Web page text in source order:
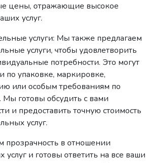
цены, отражающие высокое
услуг.
услуги: Мы также предлагаем
услуги, чтобы удовлетворить
потребности. Это могут
по упаковке, маркировке,
или особым требованиям по
готовы обсудить с вами
и предоставить точную стоимость
услуг.
прозрачность в отношении
услуг и готовы ответить на все ваши